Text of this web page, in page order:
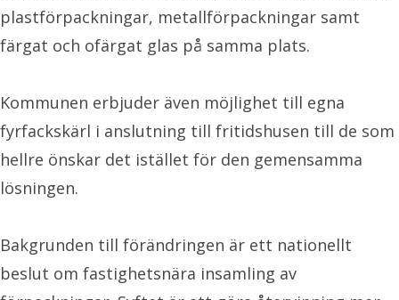
plastförpackningar, metallförpackningar samt
färgat och ofärgat glas på samma plats.
Kommunen erbjuder även möjlighet till egna
fyrfackskärl i anslutning till fritidshusen till de som
hellre önskar det istället för den gemensamma
lösningen.
Bakgrunden till förändringen är ett nationellt
beslut om fastighetsnära insamling av